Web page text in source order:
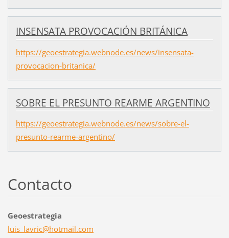
INSENSATA PROVOCACIÓN BRITÁNICA
https://geoestrategia.webnode.es/news/insensata-
provocacion-britanica/
SOBRE EL PRESUNTO REARME ARGENTINO
https://geoestrategia.webnode.es/news/sobre-el-
presunto-rearme-argentino/
Contacto
Geoestrategia
luis_lavric@hotmail.com